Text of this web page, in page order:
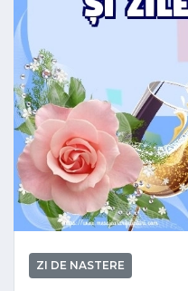
ZI DE NASTERE